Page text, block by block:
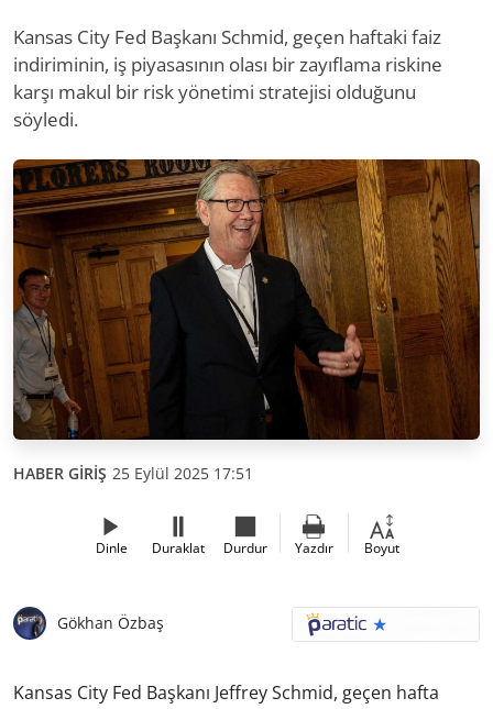
Kansas City Fed Başkanı Schmid, geçen haftaki faiz
indiriminin, iş piyasasının olası bir zayıflama riskine
karşı makul bir risk yönetimi stratejisi olduğunu
söyledi.
HABER GİRİŞ 25 Eylül 2025 17:51
Dinle Duraklat Durdur Yazdır Boyut
Gökhan Özbaş
Kansas City Fed Başkanı Jeffrey Schmid, geçen hafta